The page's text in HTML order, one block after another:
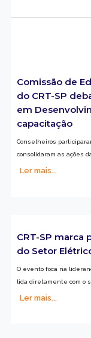
Comissão de
do CRT-SP
em
capacitação
Conselheiros
consolidaram as ações
Ler mais...
CRT-SP marca
do Setor
O evento foca na
lida diretamente com o
Ler mais...